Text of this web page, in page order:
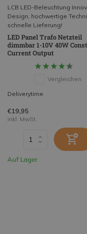
LCB LED-Beleuchtung
Design, hochwertige
schnelle Lieferung!
LED Panel Trafo Netzteil
dimmbar 1-10V 40W
Current Output
Vergleichen
Deliverytime
€19,95
inkl. MwSt.
Auf Lager